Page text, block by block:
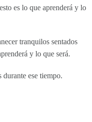
es lo que aprenderá y lo
tranquilos sentados
y lo que será.
durante ese tiempo.